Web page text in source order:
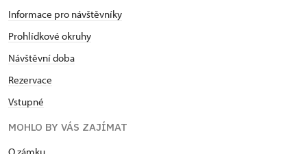
Informace pro návštěvníky
Prohlídkové okruhy
Návštěvní doba
Rezervace
Vstupné
MOHLO BY VÁS ZAJÍMAT